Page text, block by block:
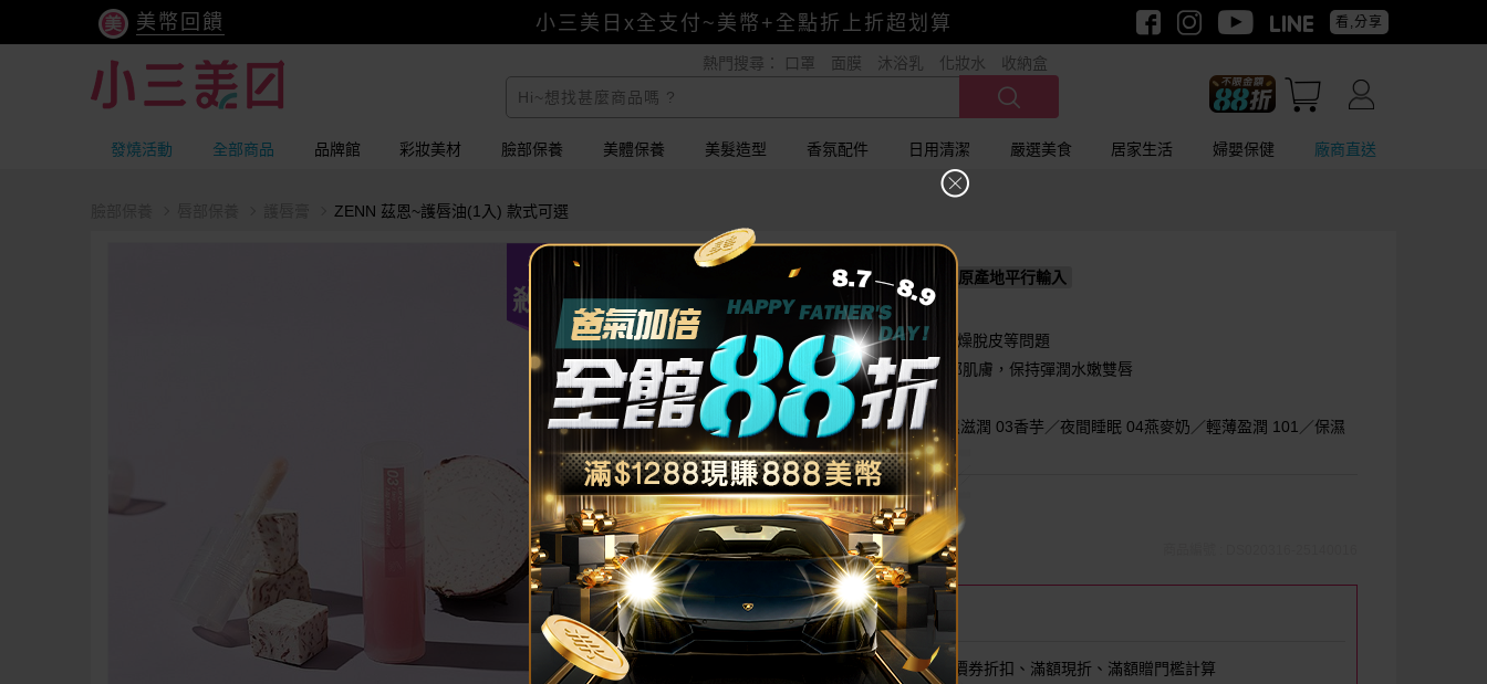
美幣回饋
賺美幣~換好禮~立即換GO~
小三美日x全支付~美幣+全點折上折超划算 看,分享
熱門搜尋： 口罩 面膜 沐浴乳 化妝水 收納盒
發燒活動 全部商品 品牌館 彩妝美材 臉部保養 美體保養 美髮造型 香氛配件 日用清潔 嚴選美食 居家生活 婦嬰保健 廠商直送
ZENN 茲恩~護唇油(1入) 款式可選
清倉
殺很大
ZENN 茲恩~護唇油(1入) 款式可選
原產地平行輸入
柔軟唇部肌膚，淡化唇紋
添加維生素E及滋潤油脂，幫助解決唇部乾燥脫皮等問題
蘊含多種滋潤油脂及植物油，幫助滋養唇部肌膚，保持彈潤水嫩雙唇
泰國熱銷彩妝品牌、泰國必買平價彩妝
輕薄盈潤 01白桃／輕薄盈潤 02桂花／保濕滋潤 03香芋／夜間睡眠 04燕麥奶／輕薄盈潤 101／保濕
滋潤 102／夜間睡眠 103
$29 $199 已銷售731
尚無評分 我要評分
即期出清 即期出清再降價，活動長期
此商品不列入會員折扣、折價券折扣、滿額現折、滿額贈門檻計算